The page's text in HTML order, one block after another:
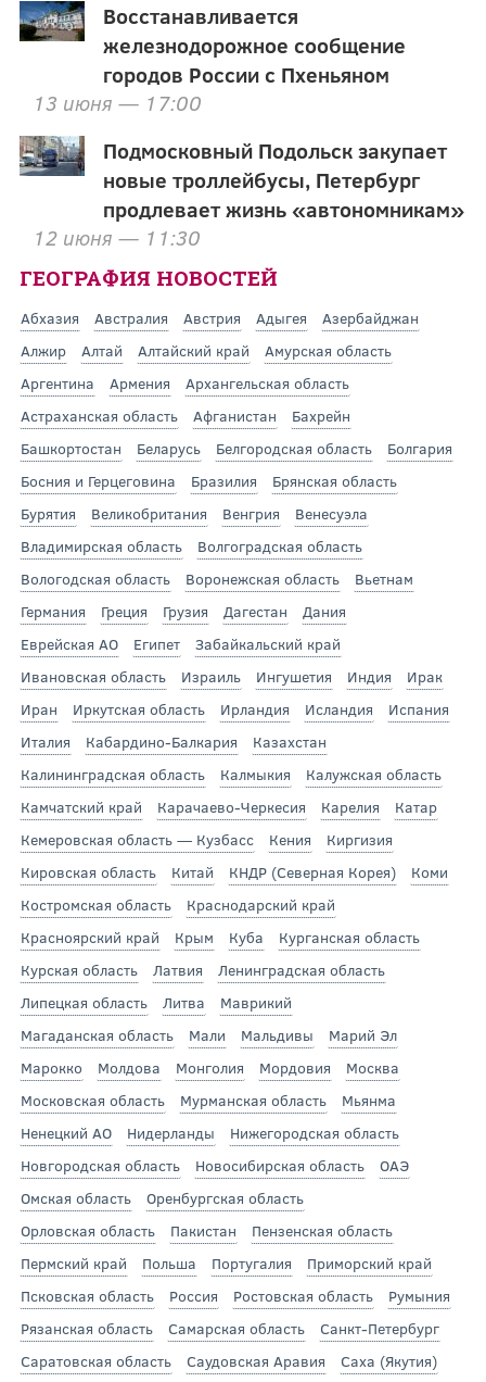
Восстанавливается
железнодорожное сообщение
городов России с Пхеньяном
13 июня — 17:00
Подмосковный Подольск закупает
новые троллейбусы, Петербург
продлевает жизнь «автономникам»
12 июня — 11:30
ГЕОГРАФИЯ НОВОСТЕЙ
Абхазия Австралия Австрия Адыгея
Азербайджан
Алжир
Алтай Алтайский край
Амурская область
Аргентина
Армения
Архангельская область
Астраханская область
Афганистан
Бахрейн
Башкортостан
Беларусь Белгородская область
Болгария
Босния и Герцеговина
Бразилия
Брянская область
Бурятия
Великобритания Венгрия
Венесуэла
Владимирская область
Волгоградская область
Вологодская область
Воронежская область
Вьетнам
Германия
Греция Грузия Дагестан
Дания
Еврейская АО
Египет
Забайкальский край
Ивановская область
Израиль Ингушетия Индия
Ирак
Иран
Иркутская область Ирландия Исландия
Испания
Италия
Кабардино-Балкария
Казахстан
Калининградская область
Калмыкия
Калужская область
Камчатский край
Карачаево-Черкесия Карелия
Катар
Кемеровская область — Кузбасс
Кения
Киргизия
Кировская область
Китай КНДР (Северная Корея)
Коми
Костромская область
Краснодарский край
Красноярский край
Крым Куба
Курганская область
Курская область
Латвия
Ленинградская область
Липецкая область
Литва
Маврикий
Магаданская область
Мали Мальдивы
Марий Эл
Марокко
Молдова Монголия Мордовия
Москва
Московская область
Мурманская область
Мьянма
Ненецкий АО
Нидерланды
Нижегородская область
Новгородская область
Новосибирская область
ОАЭ
Омская область
Оренбургская область
Орловская область
Пакистан
Пензенская область
Пермский край
Польша Португалия
Приморский край
Псковская область
Россия Ростовская область
Румыния
Рязанская область
Самарская область
Санкт-Петербург
Саратовская область
Саудовская Аравия
Саха (Якутия)